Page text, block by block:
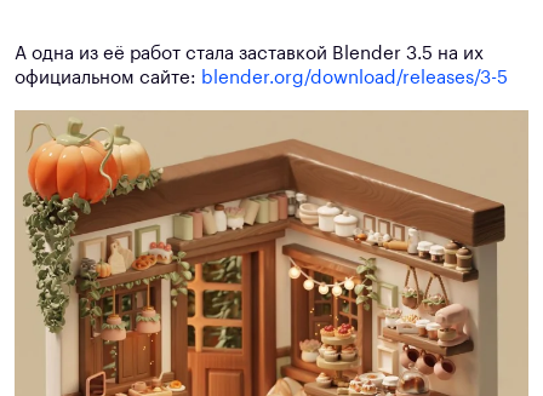
А одна из её работ стала заставкой Blender 3.5 на их
официальном сайте: blender.org/download/releases/3-5